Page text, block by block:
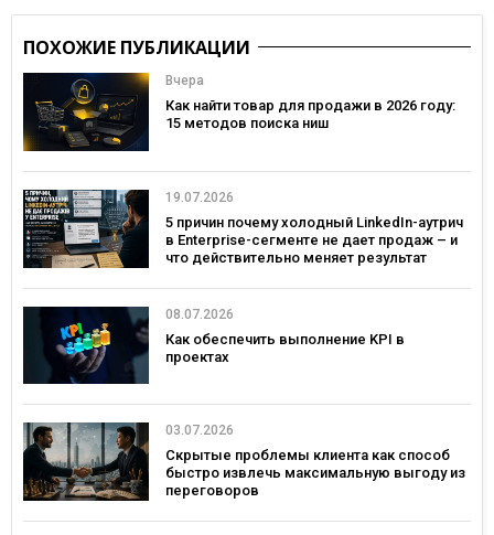
ПОХОЖИЕ ПУБЛИКАЦИИ
Вчера
Как найти товар для продажи в 2026 году:
15 методов поиска ниш
19.07.2026
5 причин почему холодный LinkedIn-аутрич
в Enterprise-сегменте не дает продаж – и
что действительно меняет результат
08.07.2026
Как обеспечить выполнение KPI в
проектах
03.07.2026
Скрытые проблемы клиента как способ
быстро извлечь максимальную выгоду из
переговоров